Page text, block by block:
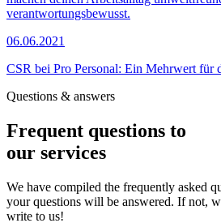
verantwortungsbewusst.
06.06.2021
CSR bei Pro Personal: Ein Mehrwert für
Questions & answers
Frequent questions to
our services
We have compiled the frequently asked
your questions will be answered. If not,
write to us!